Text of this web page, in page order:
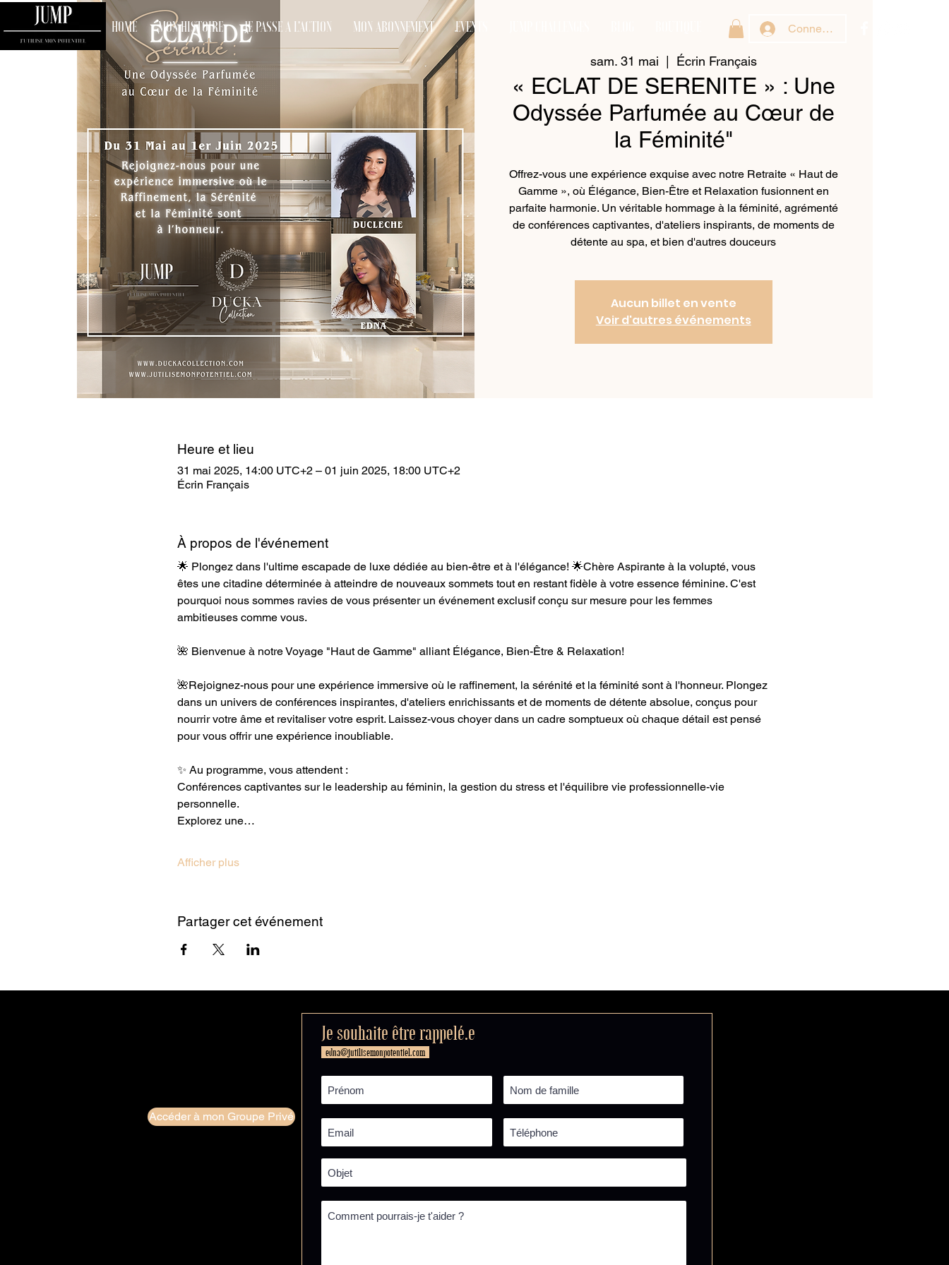
HOME MON HISTOIRE JE PASSE A L'ACTION MON ABONNEMENT EVENTS Connexion
sam. 31 mai Écrin Français
« ECLAT DE SERENITE » : Une
Odyssée Parfumée au Cœur de
la Féminité"
Offrez-vous une expérience exquise avec notre Retraite « Haut de
Gamme », où Élégance, Bien-Être et Relaxation fusionnent en
parfaite harmonie. Un véritable hommage à la féminité, agrémenté
de conférences captivantes, d'ateliers inspirants, de moments de
détente au spa, et bien d'autres douceurs
Aucun billet en vente
Voir d'autres événements
Heure et lieu
31 mai 2025, 14:00 UTC+2 – 01 juin 2025, 18:00 UTC+2
Écrin Français
À propos de l'événement
🌟 Plongez dans l'ultime escapade de luxe dédiée au bien-être et à l'élégance! 🌟Chère Aspirante à la volupté, vous
êtes une citadine déterminée à atteindre de nouveaux sommets tout en restant fidèle à votre essence féminine. C'est
pourquoi nous sommes ravies de vous présenter un événement exclusif conçu sur mesure pour les femmes
ambitieuses comme vous.
🌺 Bienvenue à notre Voyage "Haut de Gamme" alliant Élégance, Bien-Être & Relaxation!
🌺Rejoignez-nous pour une expérience immersive où le raffinement, la sérénité et la féminité sont à l'honneur. Plongez
dans un univers de conférences inspirantes, d'ateliers enrichissants et de moments de détente absolue, conçus pour
nourrir votre âme et revitaliser votre esprit. Laissez-vous choyer dans un cadre somptueux où chaque détail est pensé
pour vous offrir une expérience inoubliable.
✨ Au programme, vous attendent :
Conférences captivantes sur le leadership au féminin, la gestion du stress et l'équilibre vie professionnelle-vie
personnelle.
Explorez une…
Afficher plus
Partager cet événement
Je souhaite être rappelé.e
edna@jutilisemonpotentiel.com
Accéder à mon Groupe Privé